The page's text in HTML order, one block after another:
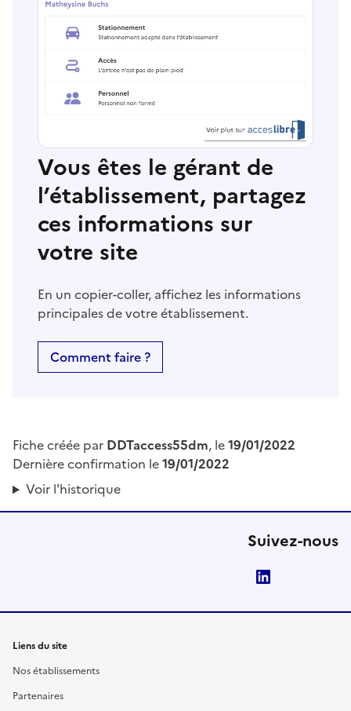
Vous êtes le gérant de
l’établissement, partagez
ces informations sur
votre site
En un copier-coller, affichez les informations
principales de votre établissement.
Comment faire ?
Fiche créée par DDTaccess55dm, le19/01/2022
Dernière confirmation le19/01/2022
Voir l'historique
Suivez-nous
Liens du site
Nos établissements
Partenaires